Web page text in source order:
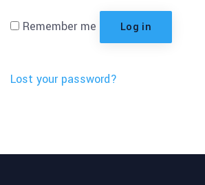
Remember me Log in
Lost your password?